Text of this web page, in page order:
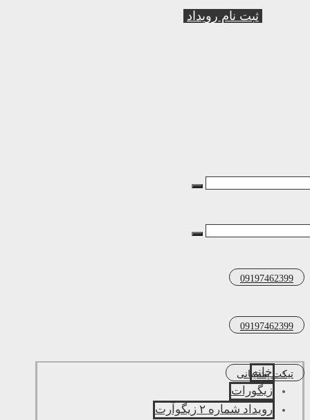
ثبت نام رویداد
09197462399
09197462399
تیکت پشتیبانی
خانه
زیگورات
رویداد شماره ۲ زیگوآرت